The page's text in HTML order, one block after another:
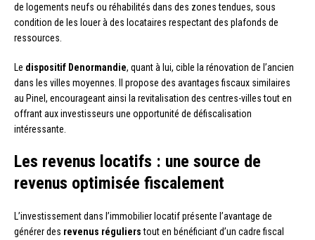
de logements neufs ou réhabilités dans des zones tendues, sous
condition de les louer à des locataires respectant des plafonds de
ressources.
Le dispositif Denormandie, quant à lui, cible la rénovation de l’ancien
dans les villes moyennes. Il propose des avantages fiscaux similaires
au Pinel, encourageant ainsi la revitalisation des centres-villes tout en
offrant aux investisseurs une opportunité de défiscalisation
intéressante.
Les revenus locatifs : une source de
revenus optimisée fiscalement
L’investissement dans l’immobilier locatif présente l’avantage de
générer des revenus régulierstout en bénéficiant d’un cadre fiscal